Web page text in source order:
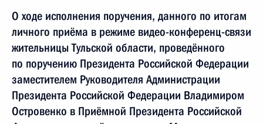
О ходе исполнения поручения, данного по итогам
личного приёма в режиме видео-конференц-связи
жительницы Тульской области, проведённого
по поручению Президента Российской Федерации
заместителем Руководителя Администрации
Президента Российской Федерации Владимиром
Островенко в Приёмной Президента Российской